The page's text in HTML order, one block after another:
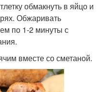
обмакнуть в яйцо и
Обжаривать
по 1-2 минуты с
вместе со сметаной.